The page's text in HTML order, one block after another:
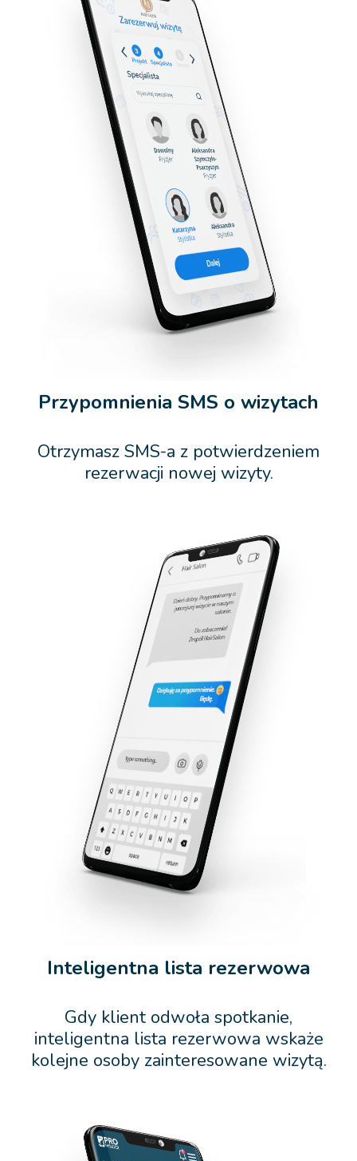
Przypomnienia SMS o wizytach
Otrzymasz SMS-a z potwierdzeniem
rezerwacji nowej wizyty.
Inteligentna lista rezerwowa
Gdy klient odwoła spotkanie,
inteligentna lista rezerwowa wskaże
kolejne osoby zainteresowane wizytą.